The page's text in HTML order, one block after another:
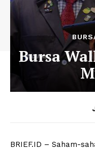
Bursa
BRIEF.ID – Saham-